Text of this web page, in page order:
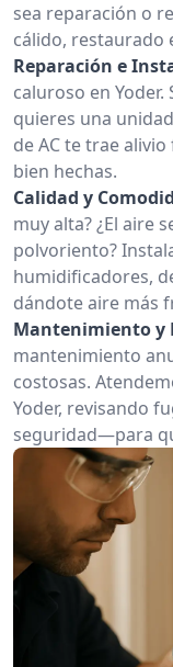
sea reparación o
cálido,
Reparación e
caluroso en
quieres una
de AC te trae
bien hechas.
Calidad y
muy alta? ¿El aire
polvoriento?
humidificadores,
dándote aire más
Mantenimiento y
mantenimiento
costosas.
Yoder, revisando
seguridad—para